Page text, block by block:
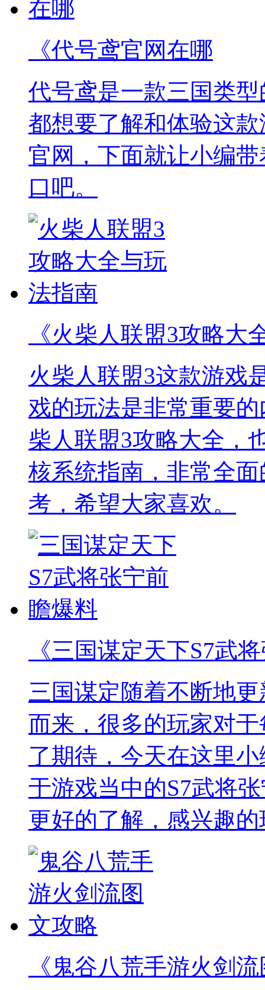
《代号鸢官网在哪
代号鸢是一款三国类
都想要了解和体验这
官网，下面就让小编
口吧。
《火柴人联盟3攻略大
火柴人联盟3这款游戏
戏的玩法是非常重要
柴人联盟3攻略大全，
核系统指南，非常全
考，希望大家喜欢。
《三国谋定天下S7武
三国谋定随着不断地
而来，很多的玩家对
了期待，今天在这里
于游戏当中的S7武将
更好的了解，感兴趣
《鬼谷八荒手游火剑